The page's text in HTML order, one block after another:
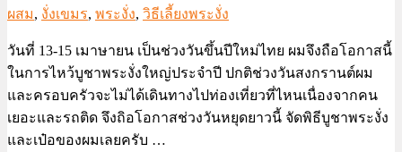
ผสม, งั่งเขมร, พระงั่ง, วิธีเลี้ยงพระงั่ง
วันที่ 13-15 เมาษายน เป็นช่วงวันขึ้นปีใหม่ไทย ผมจึงถือโอกาสนี้
ในการไหว้บูชาพระงั่งใหญ่ประจำปี ปกติช่วงวันสงกรานต์ผม
และครอบครัวจะไม่ได้เดินทางไปท่องเที่ยวที่ไหนเนื่องจากคน
เยอะและรถติด จึงถิอโอกาสช่วงวันหยุดยาวนี้ จัดพิธีบูชาพระงั่ง
และเป๋อของผมเลยครับ …